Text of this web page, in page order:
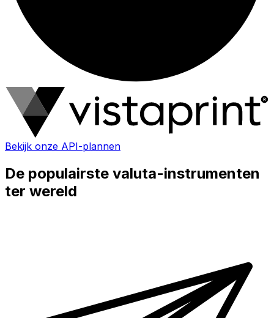
Bekijk onze API-plannen
De populairste valuta-instrumenten
ter wereld